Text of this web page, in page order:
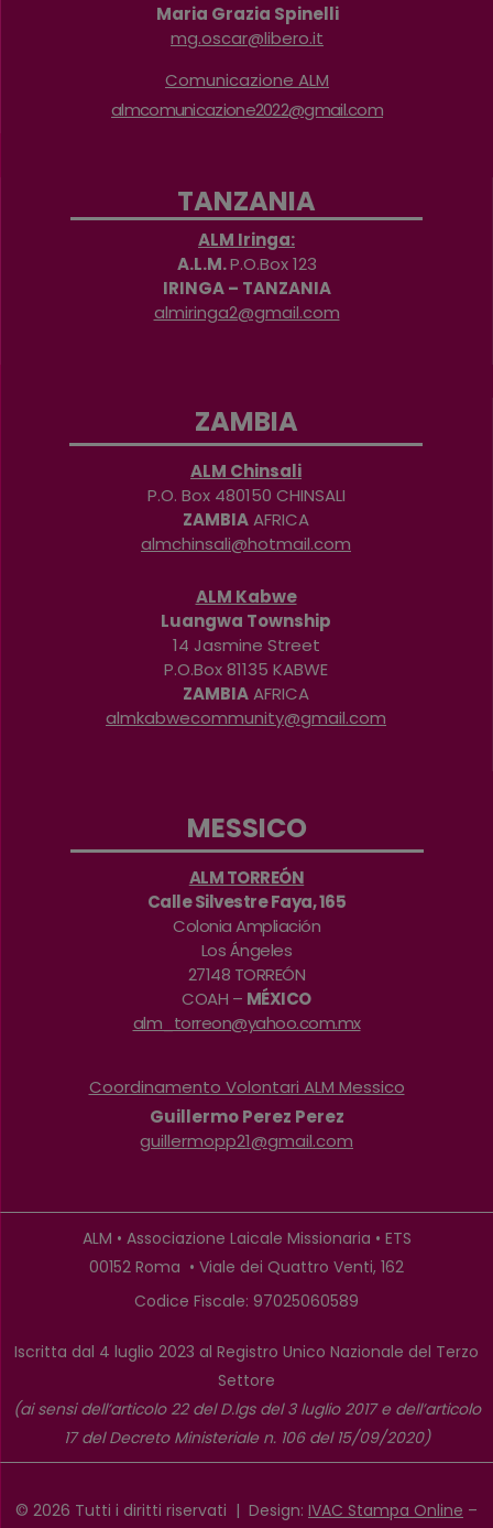
Maria Grazia Spinelli
mg.oscar@libero.it
Comunicazione ALM
almcomunicazione2022@gmail.com
TANZANIA
ALM Iringa:
A.L.M.P.O.Box 123
IRINGA – TANZANIA
almiringa2@gmail.com
ZAMBIA
ALM Chinsali
P.O. Box 480150 CHINSALI
ZAMBIAAFRICA
almchinsali@hotmail.com
ALM Kabwe
Luangwa Township
14 Jasmine Street
P.O.Box 81135 KABWE
ZAMBIAAFRICA
almkabwecommunity@gmail.com
MESSICO
ALM TORREÓN
Calle Silvestre Faya, 165
Colonia Ampliación
Los Ángeles
27148 TORREÓN
COAH – MÉXICO
alm_torreon@yahoo.com.mx
Coordinamento Volontari ALM Messico
Guillermo Perez Perez
guillermopp21@gmail.com
ALM • Associazione Laicale Missionaria • ETS
00152 Roma • Viale dei Quattro Venti, 162
Codice Fiscale: 97025060589
Iscritta dal 4 luglio 2023 al Registro Unico Nazionale del Terzo
Settore
(ai sensi dell’articolo 22 del D.lgs del 3 luglio 2017 e dell’articolo
17 del Decreto Ministeriale n. 106 del 15/09/2020)
© 2026 Tutti i diritti riservati | Design: IVAC Stampa Online –